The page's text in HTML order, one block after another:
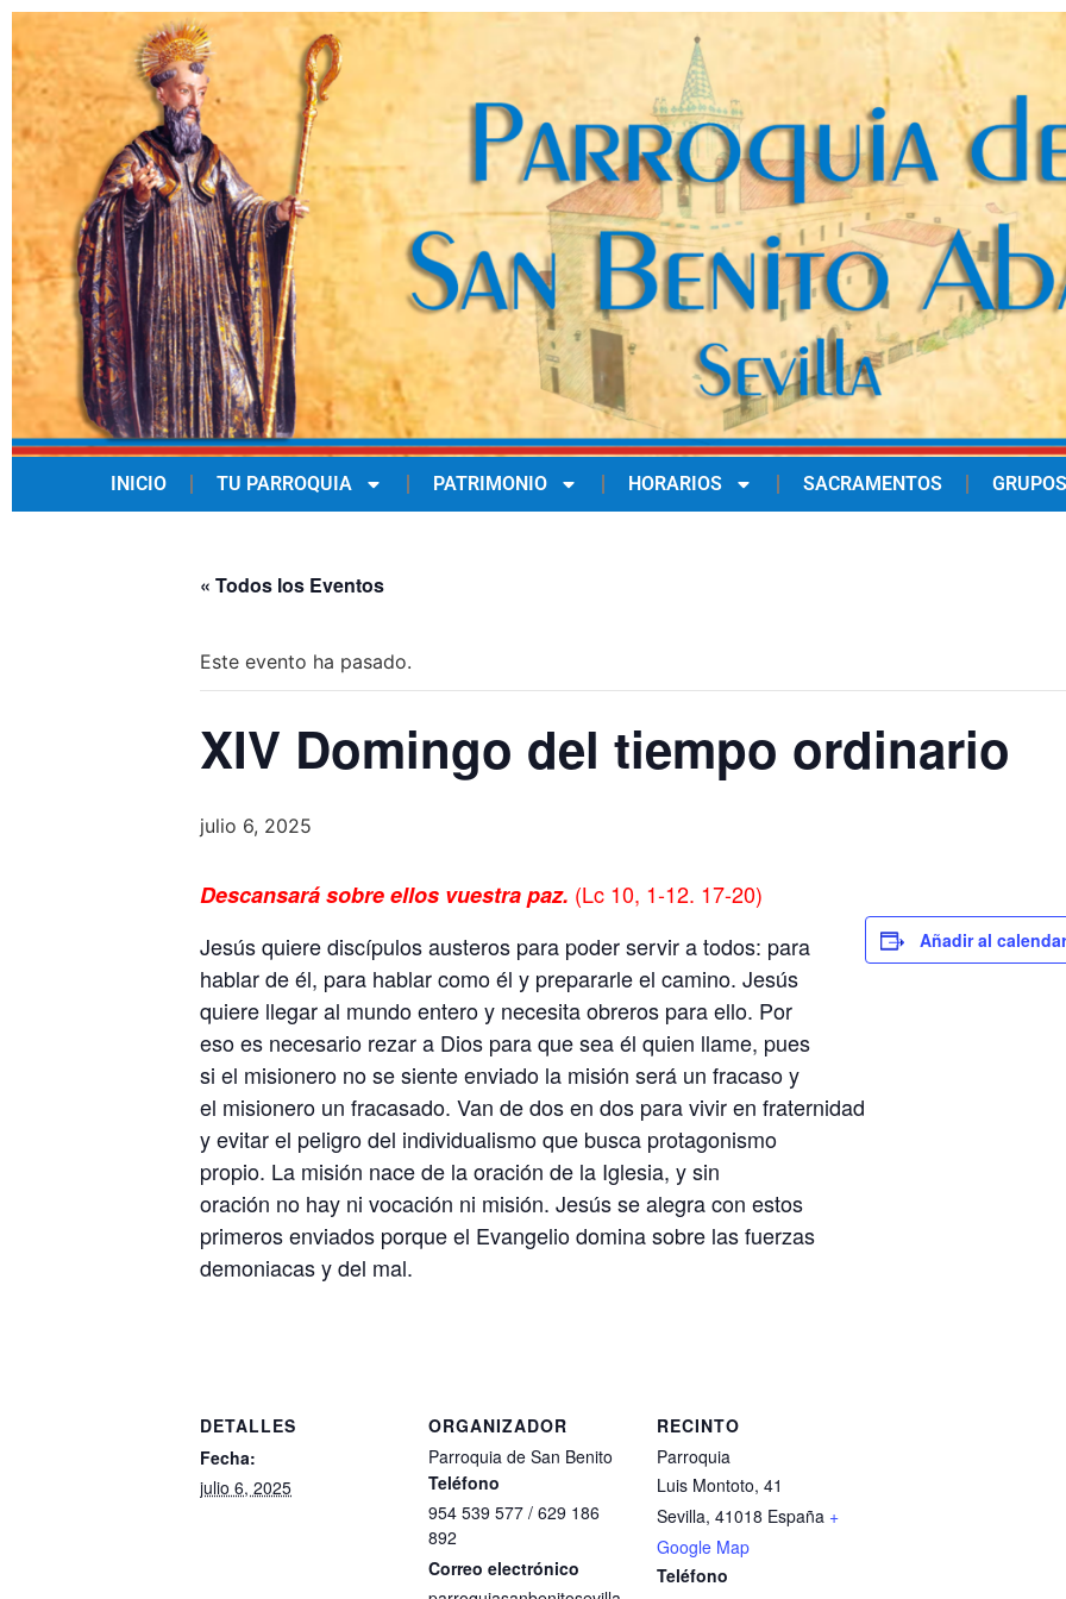
INICIO TU PARROQUIA PATRIMONIO HORARIOS SACRAMENTOS
« Todos los Eventos
Este evento ha pasado.
XIV Domingo del tiempo ordinario
julio 6, 2025
Descansará sobre ellos vuestra paz. (Lc 10, 1-12. 17-20)
Jesús quiere discípulos austeros para poder servir a todos: para
hablar de él, para hablar como él y prepararle el camino. Jesús
quiere llegar al mundo entero y necesita obreros para ello. Por
eso es necesario rezar a Dios para que sea él quien llame, pues
si el misionero no se siente enviado la misión será un fracaso y
el misionero un fracasado. Van de dos en dos para vivir en fraternidad
y evitar el peligro del individualismo que busca protagonismo
propio. La misión nace de la oración de la Iglesia, y sin
oración no hay ni vocación ni misión. Jesús se alegra con estos
primeros enviados porque el Evangelio domina sobre las fuerzas
demoniacas y del mal.
Añadir al
DETALLES
Fecha:
julio 6, 2025
ORGANIZADOR
Parroquia de San Benito
Teléfono
954 539 577 / 629 186
892
Correo electrónico
RECINTO
Parroquia
Luis Montoto, 41
Sevilla, 41018 España +
Google Map
Teléfono